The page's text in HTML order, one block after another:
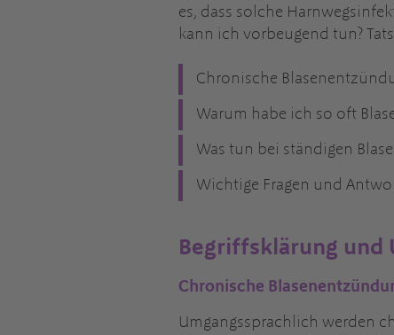
es, dass solche
kann ich vorbeugend tun?
Chronische
Warum habe ich so oft
Was tun bei ständigen
Wichtige Fragen und
Begriffsklärung und
Chronische
Umgangssprachlich werden